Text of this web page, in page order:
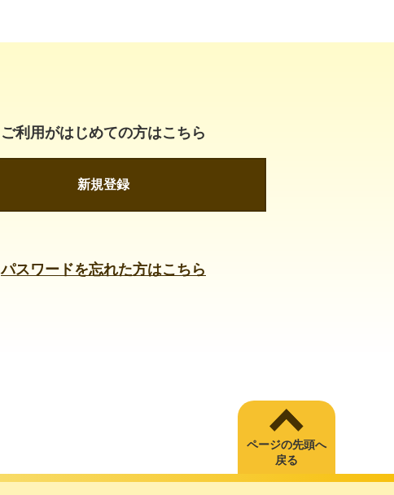
ご利用がはじめての方はこちら
新規登録
パスワードを忘れた方はこちら
ページの先頭へ
戻る